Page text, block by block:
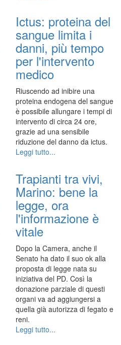
Ictus: proteina del
sangue limita i
danni, più tempo
per l'intervento
medico
Riuscendo ad inibire una
proteina endogena del sangue
è possibile allungare i tempi di
intervento di circa 24 ore,
grazie ad una sensibile
riduzione del danno da ictus.
Leggi tutto...
Trapianti tra vivi,
Marino: bene la
legge, ora
l'informazione è
vitale
Dopo la Camera, anche il
Senato ha dato il suo ok alla
proposta di legge nata su
iniziativa del PD. Così la
donazione parziale di questi
organi va ad aggiungersi a
quella già autorizza di fegato e
reni.
Leggi tutto...